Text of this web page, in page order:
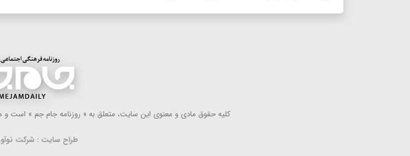
كلیه حقوق مادی و معنوی این سایت، متعلق به « روزنامه جام جم » است و
طراح سایت : شرکت